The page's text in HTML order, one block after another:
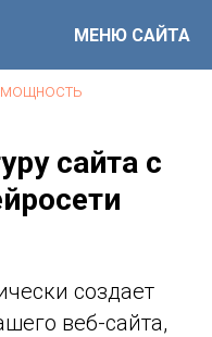
МЕНЮ САЙТА
сайта с
создает
веб-сайта,